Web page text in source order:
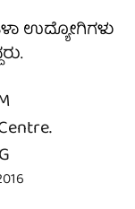
ಉದ್ಯೋಗಿಗಳು